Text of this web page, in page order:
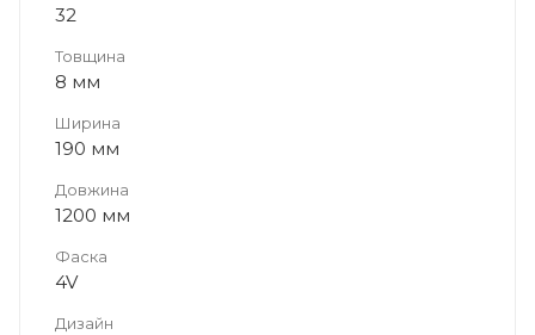
32
Товщина
8 мм
Ширина
190 мм
Довжина
1200 мм
Фаска
4V
Дизайн